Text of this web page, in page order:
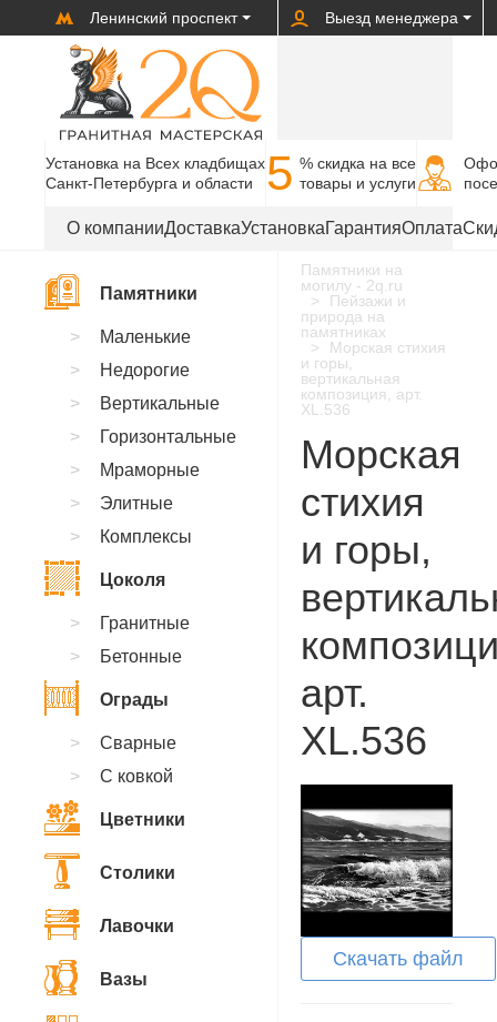
Ленинский проспект Выезд менеджера
Установка на Всех кладбищах
Санкт-Петербурга и области
5 % cкидка на все
товары и услуги
О компанииДоставкаУстановкаГарантияОплата
Памятники на
могилу - 2q.ru
Пейзажи и
природа на
памятниках
Морская стихия
и горы,
вертикальная
композиция, арт.
XL.536
Морская
стихия
и горы,
арт.
XL.536
Скачать файл
Памятники
Маленькие
Недорогие
Вертикальные
Горизонтальные
Мраморные
Элитные
Комплексы
Цоколя
Гранитные
Бетонные
Ограды
Сварные
С ковкой
Цветники
Столики
Лавочки
Вазы